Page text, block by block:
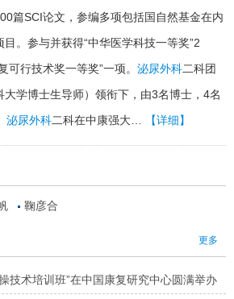
篇SCI论文，参编多项包括国自然基金在内
。参与并获得“中华医学科技一等奖”2
可行技术奖一等奖”一项。 泌尿外科二科团
大学博士生导师）领衔下，由3名博士，4名
泌尿外科二科在中康强大… 【详细】
鞠彦合
更多
技术培训班”在中国康复研究中心圆满举办